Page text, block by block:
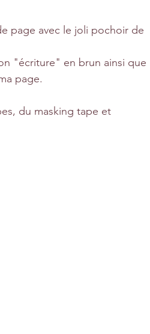
page avec le joli pochoir de
"écriture" en brun ainsi que
page.
du masking tape et